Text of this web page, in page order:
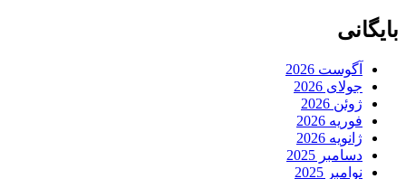
بایگانی
آگوست 2026
جولای 2026
ژوئن 2026
فوریه 2026
ژانویه 2026
دسامبر 2025
نوامبر 2025